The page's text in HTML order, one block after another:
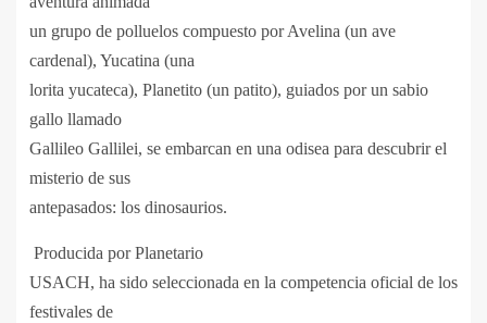
un grupo de polluelos compuesto por Avelina (un ave
cardenal), Yucatina (una
lorita yucateca), Planetito (un patito), guiados por un sabio
gallo llamado
Gallileo Gallilei, se embarcan en una odisea para descubrir el
misterio de sus
antepasados: los dinosaurios.
Producida por Planetario
USACH, ha sido seleccionada en la competencia oficial de los
festivales de